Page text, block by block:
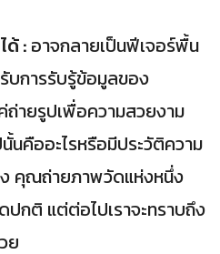
ด้ : อาจกลายเป็นฟีเจอร์พื้น
บการรับรู้ข้อมูลของ
ถ่ายรูปเพื่อความสวยงาม
นคืออะไรหรือมีประวัติความ
ง คุณถ่ายภาพวัดแห่งหนึ่ง
กติ แต่ต่อไปเราจะทราบถึง
ย